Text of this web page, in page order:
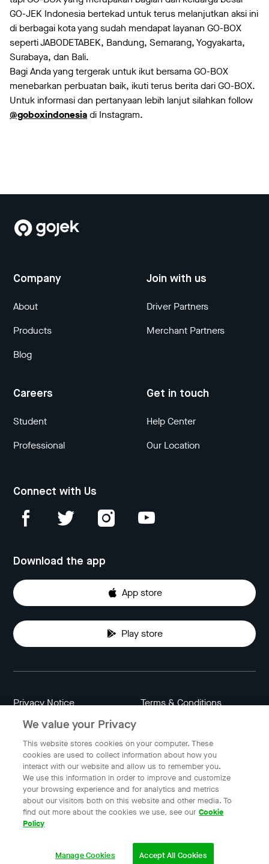
GO-JEK Indonesia bertekad untuk terus melanjutkan aksi ini
di berbagai kota yang sudah mendapat layanan GO-BOX
seperti JABODETABEK, Bandung, Semarang, Yogyakarta,
Surabaya, dan Bali.
Bagi Anda yang tergerak untuk ikut bersama GO-BOX
menebarkan perbuatan baik, ikuti terus berita dari GO-BOX.
Untuk informasi dan pertanyaan lebih lanjut silahkan follow
@goboxindonesiadi Instagram.
Company
About
Products
Blog
Join with us
Driver Partners
Merchant Partners
Careers
Student
Professional
Get in touch
Help Center
Our Location
Connect with Us
Download the app
App store
Play store
Privacy Notice Terms & Conditions
Data Attribution
Indonesia
© 2023 Gojek | Gojek is a trademark of PT GoTo Gojek
Tokopedia Tbk. Registered in the Directorate General of
Intellectual Property of the Republic of Indonesia.
We value your Privacy
This website stores cookies on your computer. These
cookies are used to collect information about how you
interact with our website and allow us to remember you.
We use this information in order to improve and customize
your browsing experience and for analytics and metrics
about our visitors both on this website and other media. To
find out more about the cookies we use, see our Cookie
Policy
Manage Cookies Accept All Cookies